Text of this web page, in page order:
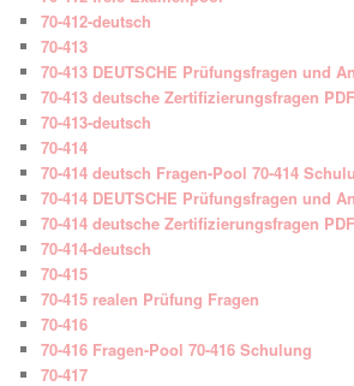
70-412-deutsch
70-413
70-413 DEUTSCHE Prüfungsfragen und
70-413 deutsche Zertifizierungsfragen PDF
70-413-deutsch
70-414
70-414 deutsch Fragen-Pool 70-414
70-414 DEUTSCHE Prüfungsfragen und
70-414 deutsche Zertifizierungsfragen PDF
70-414-deutsch
70-415
70-415 realen Prüfung Fragen
70-416
70-416 Fragen-Pool 70-416 Schulung
70-417